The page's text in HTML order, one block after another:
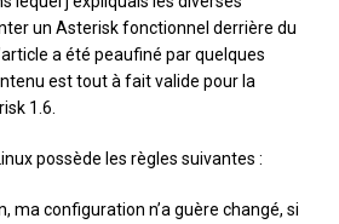
un Asterisk fonctionnel derrière du
a été peaufiné par quelques
est tout à fait valide pour la
1.6.
possède les règles suivantes :
ma configuration n’a guère changé, si